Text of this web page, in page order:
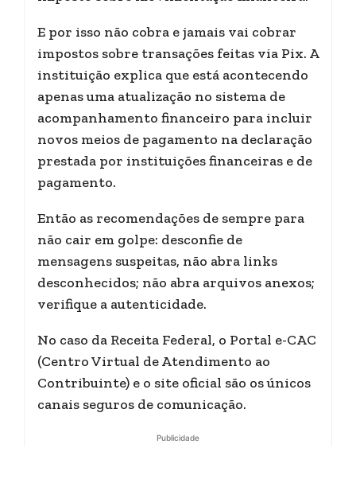
E por isso não cobra e jamais vai cobrar
impostos sobre transações feitas via Pix. A
instituição explica que está acontecendo
apenas uma atualização no sistema de
acompanhamento financeiro para incluir
novos meios de pagamento na declaração
prestada por instituições financeiras e de
pagamento.
Então as recomendações de sempre para
não cair em golpe: desconfie de
mensagens suspeitas, não abra links
desconhecidos; não abra arquivos anexos;
verifique a autenticidade.
No caso da Receita Federal, o Portal e-CAC
(Centro Virtual de Atendimento ao
Contribuinte) e o site oficial são os únicos
canais seguros de comunicação.
Publicidade